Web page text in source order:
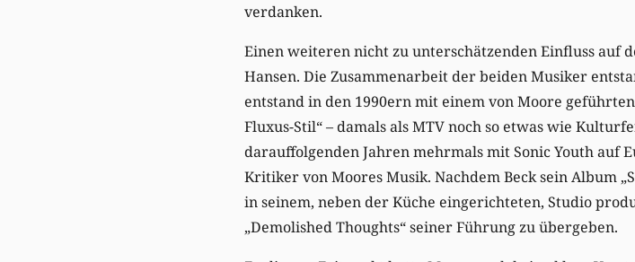
verdanken.
Einen weiteren nicht zu unterschätzenden Einfluss auf
Hansen. Die Zusammenarbeit der beiden Musiker
entstand in den 1990ern mit einem von Moore
Fluxus-Stil“ – damals als MTV noch so etwas wie
darauffolgenden Jahren mehrmals mit Sonic Youth auf
Kritiker von Moores Musik. Nachdem Beck sein Album
in seinem, neben der Küche eingerichteten, Studio
„Demolished Thoughts“ seiner Führung zu übergeben.